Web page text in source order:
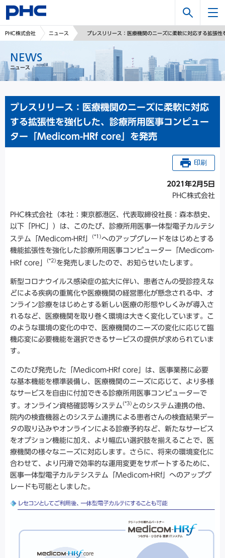
検
索
PHC株式会社 ニュース プレスリリース：医療機関のニーズに柔軟に対応する拡張
NEWS
ニュース
プレスリリース：医療機関のニーズに柔軟に対応
する拡張性を強化した、診療所用医事コンピュー
ター「Medicom-HRf core」を発売
印刷
2021年2月5日
PHC株式会社
PHC株式会社（本社：東京都港区、代表取締役社長：森本恭史、
以下「PHC」）は、このたび、診療所用医事一体型電子カルテシ
ステム「Medicom-HRf」
(*1)へのアップグレードをはじめとする
機能拡張性を強化した診療所用医事コンピューター「Medicom-
HRf core」
(*2) を発売しましたので、お知らせいたします。
新型コロナウイルス感染症の拡大に伴い、患者さんの受診控えな
どによる疾病の重篤化や医療機関の経営悪化が懸念される中、オ
ンライン診療をはじめとする新しい医療の形態やしくみが導入さ
れるなど、医療機関を取り巻く環境は大きく変化しています。こ
のような環境の変化の中で、医療機関のニーズの変化に応じて臨
機応変に必要機能を選択できるサービスの提供が求められていま
す。
このたび発売した「Medicom-HRf core」は、医事業務に必要
な基本機能を標準装備し、医療機関のニーズに応じて、より多様
なサービスを自由に付加できる診療所用医事コンピューターで
す。オンライン資格確認等システム (*3) とのシステム連携の他、
院内の検査機器とのシステム連携による患者さんの検査結果デー
タの取り込みやオンラインによる診療予約など、新たなサービス
をオプション機能に加え、より幅広い選択肢を揃えることで、医
療機関の様々なニーズに対応します。さらに、将来の環境変化に
合わせて、より円滑で効率的な運用変更をサポートするために、
医事一体型電子カルテシステム「Medicom-HRf」へのアップグ
レードも可能としました。